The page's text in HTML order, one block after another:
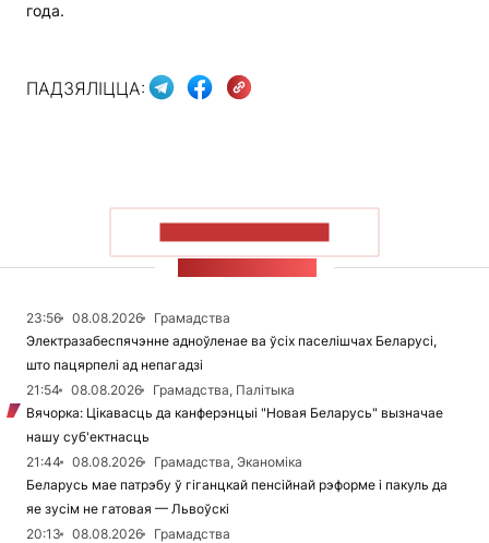
года.
ПАДЗЯЛІЦЦА:
23:56 08.08.2026
Грамадства
Электразабеспячэнне адноўленае ва ўсіх паселішчах Беларусі,
што пацярпелі ад непагадзі
21:54
08.08.2026
Грамадства, Палітыка
Вячорка: Цікавасць да канферэнцыі "Новая Беларусь" вызначае
нашу суб'ектнасць
21:44
08.08.2026
Грамадства, Эканоміка
Беларусь мае патрэбу ў гіганцкай пенсійнай рэформе і пакуль да
яе зусім не гатовая — Львоўскі
20:13
08.08.2026 Грамадства